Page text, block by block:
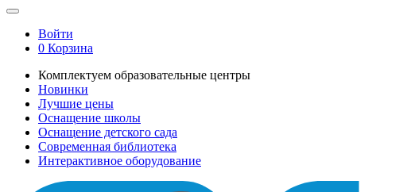
Войти
0 Корзина
Комплектуем образовательные центры
Новинки
Лучшие цены
Оснащение школы
Оснащение детского сада
Современная библиотека
Интерактивное оборудование